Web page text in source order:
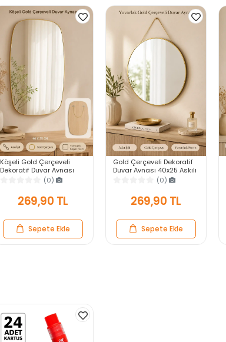
Köşeli Gold Çerçeveli
Dekoratif Duvar Aynası
40X25 Askılı Modern
Salon Antre Banyo Yatak
Odası Ayna
(0)
269,90 TL
Sepete Ekle
Gold Çerçeveli Dekoratif
Duvar Aynası 40x25 Askılı
Modern Salon Antre
Banyo Yatak Odası
Aynası
(0)
269,90 TL
Sepete Ekle